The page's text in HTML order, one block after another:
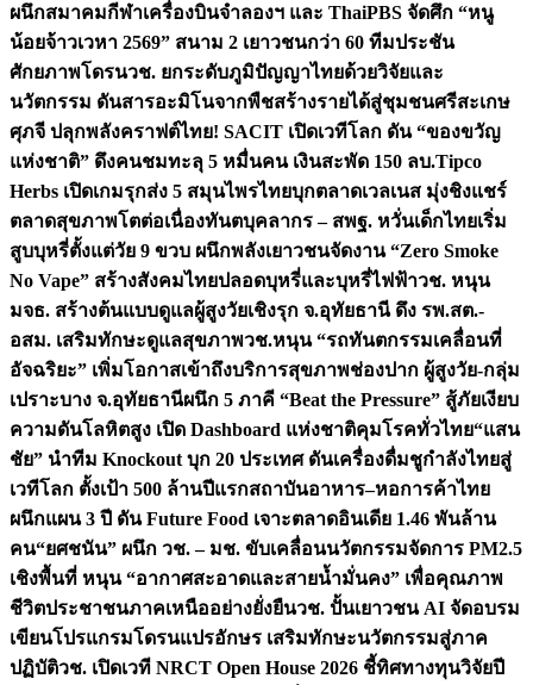
ผนึกสมาคมกีฬาเครื่องบินจำลองฯ และ ThaiPBS จัดศึก “หนู
น้อยจ้าวเวหา 2569” สนาม 2 เยาวชนกว่า 60 ทีมประชัน
ศักยภาพโดรนวช. ยกระดับภูมิปัญญาไทยด้วยวิจัยและ
นวัตกรรม ดันสารอะมิโนจากพืชสร้างรายได้สู่ชุมชนศรีสะเกษ
ศุภจี ปลุกพลังคราฟต์ไทย! SACIT เปิดเวทีโลก ดัน “ของขวัญ
แห่งชาติ” ดึงคนชมทะลุ 5 หมื่นคน เงินสะพัด 150 ลบ.Tipco
Herbs เปิดเกมรุกส่ง 5 สมุนไพรไทยบุกตลาดเวลเนส มุ่งชิงแชร์
ตลาดสุขภาพโตต่อเนื่องทันตบุคลากร – สพฐ. หวั่นเด็กไทยเริ่ม
สูบบุหรี่ตั้งแต่วัย 9 ขวบ ผนึกพลังเยาวชนจัดงาน “Zero Smoke
No Vape” สร้างสังคมไทยปลอดบุหรี่และบุหรี่ไฟฟ้าวช. หนุน
มจธ. สร้างต้นแบบดูแลผู้สูงวัยเชิงรุก จ.อุทัยธานี ดึง รพ.สต.-
อสม. เสริมทักษะดูแลสุขภาพวช.หนุน “รถทันตกรรมเคลื่อนที่
อัจฉริยะ” เพิ่มโอกาสเข้าถึงบริการสุขภาพช่องปาก ผู้สูงวัย-กลุ่ม
เปราะบาง จ.อุทัยธานีผนึก 5 ภาคี “Beat the Pressure” สู้ภัยเงียบ
ความดันโลหิตสูง เปิด Dashboard แห่งชาติคุมโรคทั่วไทย“แสน
ชัย” นำทีม Knockout บุก 20 ประเทศ ดันเครื่องดื่มชูกำลังไทยสู่
เวทีโลก ตั้งเป้า 500 ล้านปีแรกสถาบันอาหาร–หอการค้าไทย
ผนึกแผน 3 ปี ดัน Future Food เจาะตลาดอินเดีย 1.46 พันล้าน
คน“ยศชนัน” ผนึก วช. – มช. ขับเคลื่อนนวัตกรรมจัดการ PM2.5
เชิงพื้นที่ หนุน “อากาศสะอาดและสายน้ำมั่นคง” เพื่อคุณภาพ
ชีวิตประชาชนภาคเหนืออย่างยั่งยืนวช. ปั้นเยาวชน AI จัดอบรม
เขียนโปรแกรมโดรนแปรอักษร เสริมทักษะนวัตกรรมสู่ภาค
ปฏิบัติวช. เปิดเวที NRCT Open House 2026 ชี้ทิศทางทุนวิจัยปี